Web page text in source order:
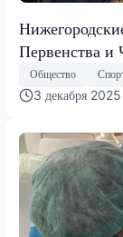
Первенства и
Общество
3 декабря 2025